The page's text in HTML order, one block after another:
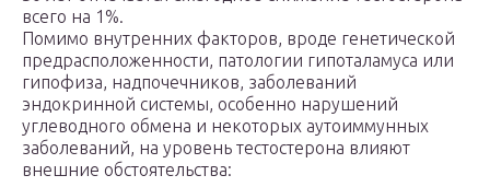
всего на 1%.
Помимо внутренних факторов, вроде генетической
предрасположенности, патологии гипоталамуса или
гипофиза, надпочечников, заболеваний
эндокринной системы, особенно нарушений
углеводного обмена и некоторых аутоиммунных
заболеваний, на уровень тестостерона влияют
внешние обстоятельства: